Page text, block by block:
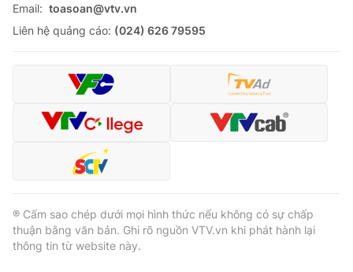
Email: toasoan@vtv.vn
Liên hệ quảng cáo: (024) 626 79595
® Cấm sao chép dưới mọi hình thức nếu không có sự chấp
thuận bằng văn bản. Ghi rõ nguồn VTV.vn khi phát hành lại
thông tin từ website này.